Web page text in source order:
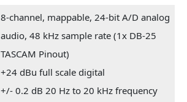
8-channel, mappable, 24-bit A/D analog
audio, 48 kHz sample rate (1x DB-25
TASCAM Pinout)
+24 dBu full scale digital
+/- 0.2 dB 20 Hz to 20 kHz frequency